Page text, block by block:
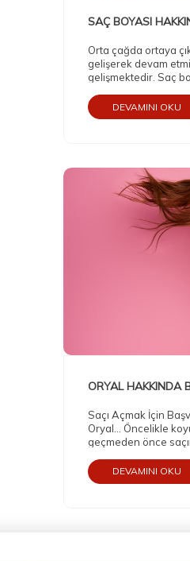
SAÇ BOYASI
Orta çağda ortaya
gelişerek devam
gelişmektedir. Saç
birisidir. Biz de sizler
derinlemesine giriş
DEVAMINI OKU
ORYAL HAKKINDA
Saçı Açmak İçin
Oryal… Öncelikle
geçmeden önce
yapılır. Sanılanın
boya değildir. Saçın
DEVAMINI OKU